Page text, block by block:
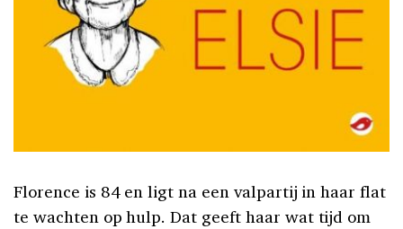
Florence is 84 en ligt na een valpartij in haar flat
te wachten op hulp. Dat geeft haar wat tijd om